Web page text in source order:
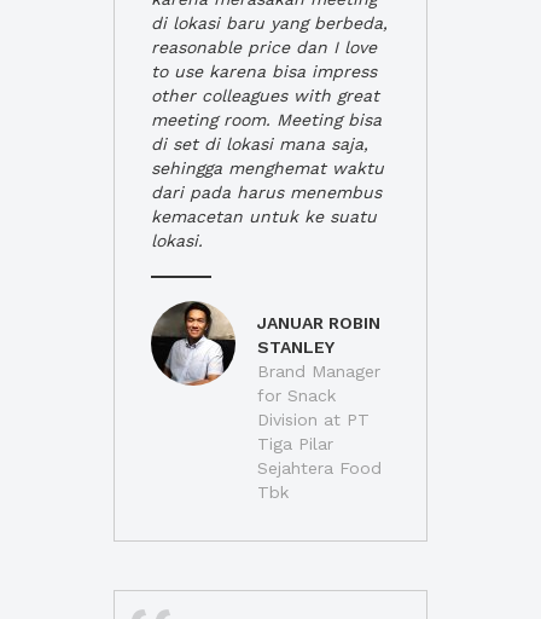
di lokasi baru yang berbeda,
reasonable price dan I love
to use karena bisa impress
other colleagues with great
meeting room. Meeting bisa
di set di lokasi mana saja,
sehingga menghemat waktu
dari pada harus menembus
kemacetan untuk ke suatu
lokasi.
JANUAR ROBIN
STANLEY
Brand Manager
for Snack
Division at PT
Tiga Pilar
Sejahtera Food
Tbk